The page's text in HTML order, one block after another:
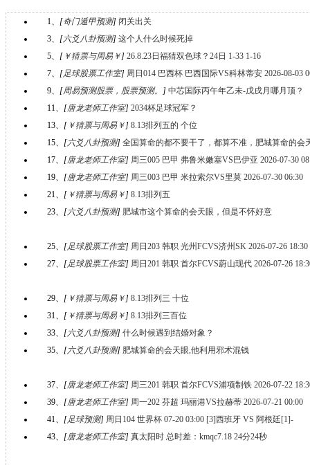
1、 [奇门遁甲预测] 闭关出关
3、 [六爻八卦预测] 这个人什么时候死掉
5、 [ ￥猜票与周易￥] 26.8.23日福猜双色球？24日 1-33 1-16
7、 [足球股票工作室] 周日014 巴西杯 巴西国际VS科林蒂安 2026-08-03
9、 [周易预测股票，股票预测。 ] 中芯国际丙午年乙未-戊戌月哪月顶？
11、 [唐龙老师工作室] 2034杯足球冠军？
13、 [ ￥猜票与周易￥] 8.13排列五的 个位
15、 [六爻八卦预测] 全国算命的都不要干了，都算不准，肥城算命的会
17、 [唐龙老师工作室] 周三005 巴甲 弗鲁米嫩塞VS巴伊亚 2026-07-30
19、 [唐龙老师工作室] 周三003 巴甲 米拉索尔VS里莫 2026-07-30 06:30
21、 [ ￥猜票与周易￥] 8.13排列五
23、 [六爻八卦预测] 肥城市这个算命的会天眼，但是不怀好意
25、 [足球股票工作室] 周日203 韩职 光州FCVS济州SK 2026-07-26 18:30
27、 [足球股票工作室] 周日201 韩职 首尔FCVS蔚山现代 2026-07-26
29、 [ ￥猜票与周易￥] 8.13排列三 十位
31、 [ ￥猜票与周易￥] 8.13排列三百位
33、 [六爻八卦预测] 什么时候遇到结婚对象？
35、 [六爻八卦预测] 肥城算命的会天眼,他利用邪术混钱
37、 [唐龙老师工作室] 周三201 韩职 首尔FCVS浦项制铁 2026-07-22
39、 [唐龙老师工作室] 周一202 芬超 玛丽港VS拉赫蒂 2026-07-21 00:00
41、 [足球预测] 周日104 世界杯 07-20 03:00 [3]西班牙 VS 阿根廷[1]-
43、 [唐龙老师工作室] 真太阳时 总时差：kmqc7.18 24分24秒